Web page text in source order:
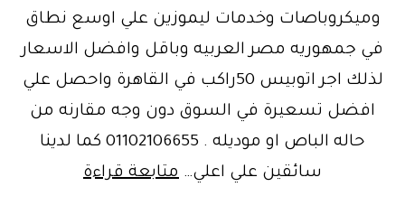
وميكروباصات وخدمات ليموزين علي اوسع نطاق
في جمهوريه مصر العربيه وباقل وافضل الاسعار
لذلك اجر اتوبيس 50راكب في القاهرة واحصل علي
افضل تسعيرة في السوق دون وجه مقارنه من
حاله الباص او موديله . 01102106655 كما لدينا
سائقين علي اعلي… متابعة قراءةافضل